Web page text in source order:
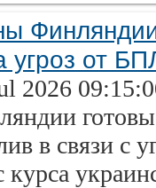
угроз от
2026
в связи с
курса